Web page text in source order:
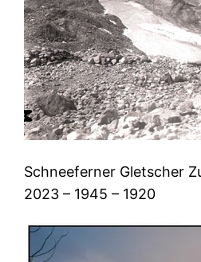
Schneeferner Gletscher
2023 – 1945 – 1920